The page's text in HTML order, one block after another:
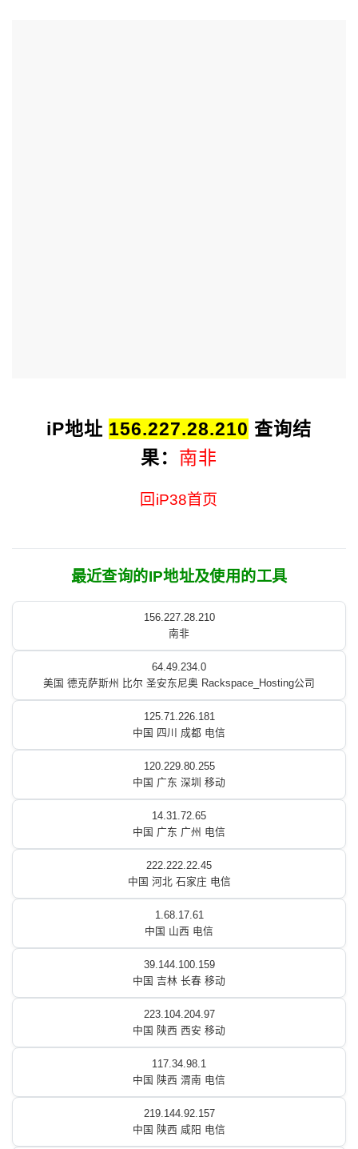
iP地址 156.227.28.210 查询结
果： 南非
回iP38首页
最近查询的IP地址及使用的工具
156.227.28.210
南非
64.49.234.0
美国 德克萨斯州 比尔 圣安东尼奥 Rackspace_Hosting公司
125.71.226.181
中国 四川 成都 电信
120.229.80.255
中国 广东 深圳 移动
14.31.72.65
中国 广东 广州 电信
222.222.22.45
中国 河北 石家庄 电信
1.68.17.61
中国 山西 电信
39.144.100.159
中国 吉林 长春 移动
223.104.204.97
中国 陕西 西安 移动
117.34.98.1
中国 陕西 渭南 电信
219.144.92.157
中国 陕西 咸阳 电信